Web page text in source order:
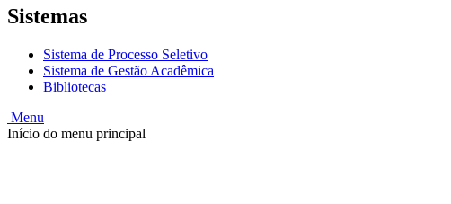
Sistemas
Sistema de Processo Seletivo
Sistema de Gestão Acadêmica
Bibliotecas
Menu
Início do menu principal